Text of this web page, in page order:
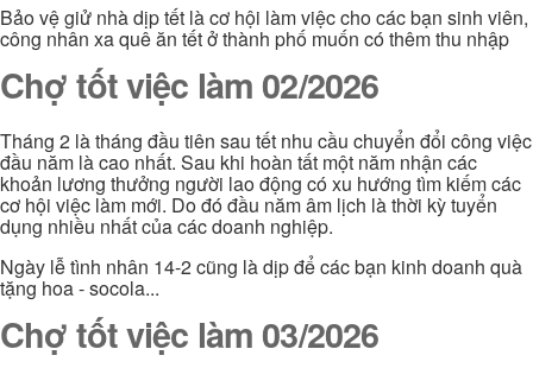
Bảo vệ giử nhà dịp tết là cơ hội làm việc cho các bạn sinh viên,
công nhân xa quê ăn tết ở thành phố muốn có thêm thu nhập
Chợ tốt việc làm 02/2026
Tháng 2 là tháng đầu tiên sau tết nhu cầu chuyển đổi công việc
đầu năm là cao nhất. Sau khi hoàn tất một năm nhận các
khoản lương thưởng người lao động có xu hướng tìm kiếm các
cơ hội việc làm mới. Do đó đầu năm âm lịch là thời kỳ tuyển
dụng nhiều nhất của các doanh nghiệp.
Ngày lễ tình nhân 14-2 cũng là dịp để các bạn kinh doanh quà
tặng hoa - socola...
Chợ tốt việc làm 03/2026